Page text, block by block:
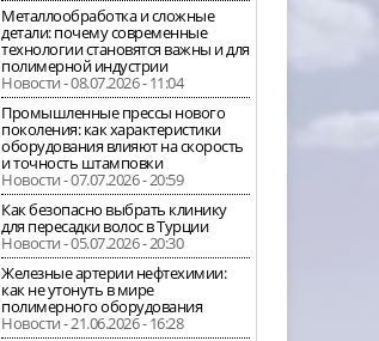
Металлообработка и сложные
детали: почему современные
технологии становятся важны и для
полимерной индустрии
Новости - 08.07.2026 - 11:04
Промышленные прессы нового
поколения: как характеристики
оборудования влияют на скорость
и точность штамповки
Новости - 07.07.2026 - 20:59
Как безопасно выбрать клинику
для пересадки волос в Турции
Новости - 05.07.2026 - 20:30
Железные артерии нефтехимии:
как не утонуть в мире
полимерного оборудования
Новости - 21.06.2026 - 16:28